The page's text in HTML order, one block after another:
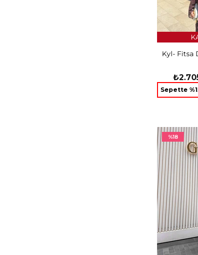
Kyl- Fitsa
Sepette
%18